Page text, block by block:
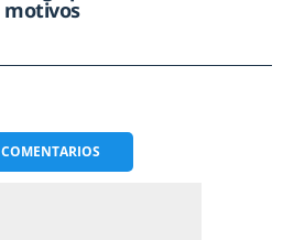
motivos
COMENTARIOS